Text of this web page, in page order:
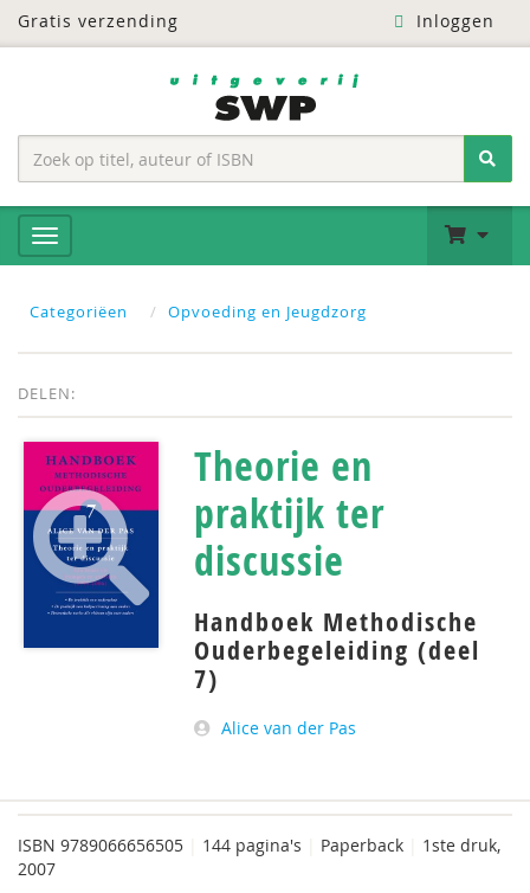
Gratis verzending Inloggen
Categoriëen Opvoeding en Jeugdzorg
DELEN:
Theorie en
praktijk ter
discussie
Handboek Methodische
Ouderbegeleiding (deel
7)
Alice van der Pas
ISBN 9789066656505 144 pagina's Paperback
1ste druk,
2007